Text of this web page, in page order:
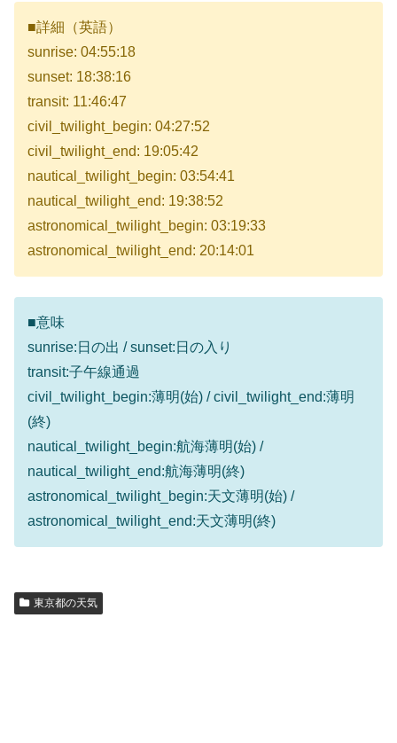
■詳細（英語）
sunrise: 04:55:18
sunset: 18:38:16
transit: 11:46:47
civil_twilight_begin: 04:27:52
civil_twilight_end: 19:05:42
nautical_twilight_begin: 03:54:41
nautical_twilight_end: 19:38:52
astronomical_twilight_begin: 03:19:33
astronomical_twilight_end: 20:14:01
■意味
sunrise:日の出 / sunset:日の入り
transit:子午線通過
civil_twilight_begin:薄明(始) / civil_twilight_end:薄明
(終)
nautical_twilight_begin:航海薄明(始) /
nautical_twilight_end:航海薄明(終)
astronomical_twilight_begin:天文薄明(始) /
astronomical_twilight_end:天文薄明(終)
東京都の天気